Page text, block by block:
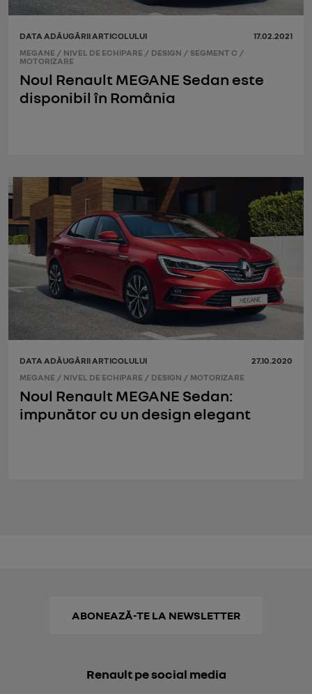
DATA ADĂUGĂRII ARTICOLULUI
17.02.2021
MEGANE / NIVEL DE ECHIPARE / DESIGN / SEGMENT C /
MOTORIZARE
Noul Renault MEGANE Sedan este
disponibil în România
DATA ADĂUGĂRII ARTICOLULUI
27.10.2020
MEGANE / NIVEL DE ECHIPARE / DESIGN / MOTORIZARE
Noul Renault MEGANE Sedan:
impunător cu un design elegant
ABONEAZĂ-TE LA NEWSLETTER
Renault pe social media